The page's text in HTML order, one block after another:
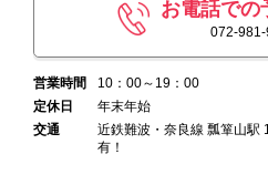
お電話での
072-
営業時間
10：00～19：00
定休日
年末年始
交通
近鉄難波・奈良線 瓢箪山
有！